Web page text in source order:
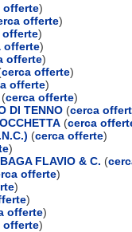
offerte)
offerte)
offerte)
offerte)
offerte)
cerca offerte)
offerte)
(cerca offerte)
DI TENNO (cerca
(cerca
(cerca offerte)
)
FLAVIO & C. (
offerte)
)
)
offerte)
offerte)